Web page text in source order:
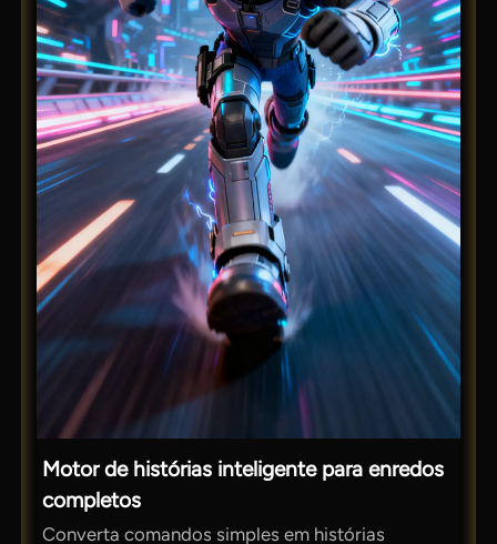
Motor de histórias inteligente para enredos
completos
Converta comandos simples em histórias